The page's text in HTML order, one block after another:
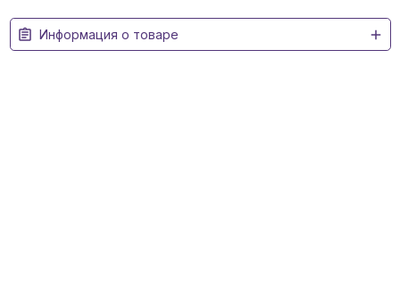
Информация о товаре